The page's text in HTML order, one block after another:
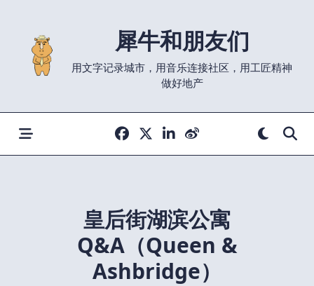
content
犀牛和朋友们
用文字记录城市，用音乐连接社区，用工匠精神
做好地产
皇后街湖滨公寓
Q&A（Queen &
Ashbridge）